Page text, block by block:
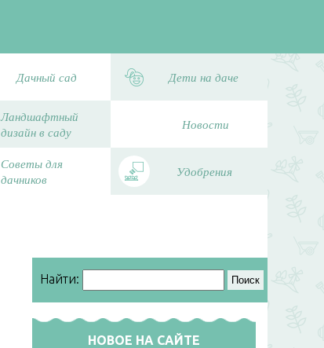
Дачный сад Дети на даче
Ландшафтный
дизайн в саду
Новости
Советы для
дачников
Удобрения
Найти:
НОВОЕ НА САЙТЕ